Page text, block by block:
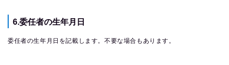
6.委任者の生年月日
委任者の生年月日を記載します。不要な場合もあります。